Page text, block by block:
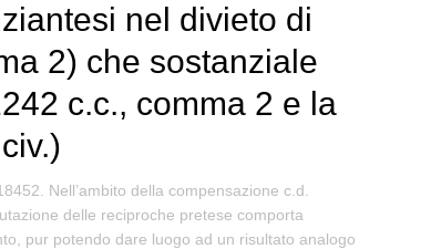
nel divieto di
2) che sostanziale
c.c., comma 2 e la
Nell’ambito della compensazione c.d.
delle reciproche pretese comporta
pur potendo dare luogo ad un risultato analogo